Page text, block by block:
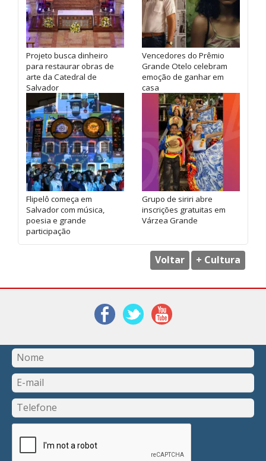
Projeto busca dinheiro
para restaurar obras de
arte da Catedral de
Salvador
Vencedores do Prêmio
Grande Otelo celebram
emoção de ganhar em
casa
Flipelô começa em
Salvador com música,
poesia e grande
participação
Grupo de siriri abre
inscrições gratuitas em
Várzea Grande
Voltar + Cultura